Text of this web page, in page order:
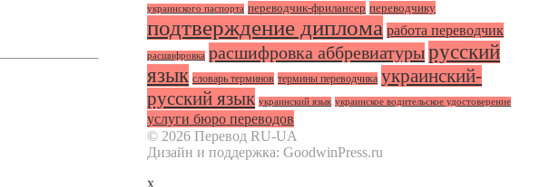
украинского паспорта переводчик-фрилансер переводчику
подтверждение диплома работа переводчик
расшифровка расшифровка аббревиатурырусский
язык словарь терминов термины переводчика украинский-
русский язык украинский язык украинское водительское удостоверение
услуги бюро переводов
© 2026 Перевод RU-UA
Дизайн и поддержка: GoodwinPress.ru
x